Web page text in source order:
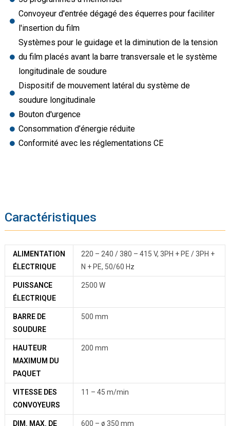
Convoyeur d'entrée dégagé des équerres pour faciliter
l'insertion du film
Systèmes pour le guidage et la diminution de la tension
du film placés avant la barre transversale et le système
longitudinale de soudure
Dispositif de mouvement latéral du système de
soudure longitudinale
Bouton d'urgence
Consommation d’énergie réduite
Conformité avec les réglementations CE
Caractéristiques
ALIMENTATION
ÉLECTRIQUE
220 – 240 / 380 – 415 V, 3PH + PE / 3PH +
N + PE, 50/60 Hz
PUISSANCE
ÉLECTRIQUE
2500 W
BARRE DE
SOUDURE
500 mm
HAUTEUR
MAXIMUM DU
PAQUET
200 mm
VITESSE DES
CONVOYEURS
11 – 45 m/min
DIM. MAX. DE 600 – ø 350 mm